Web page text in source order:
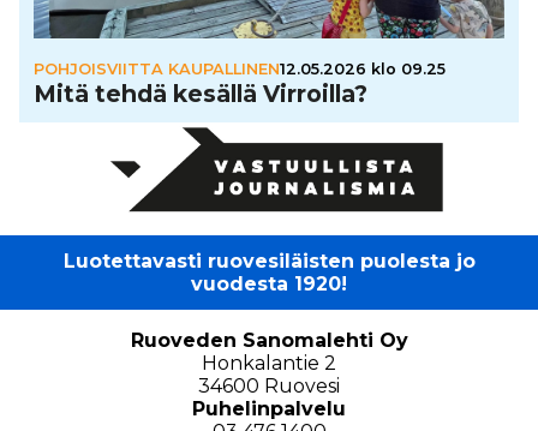
POHJOISVIITTA KAUPALLINEN12.05.2026 klo 09.25
Mitä tehdä kesällä Virroilla?
Luotettavasti ruovesiläisten puolesta jo
vuodesta 1920!
Ruoveden Sanomalehti Oy
Honkalantie 2
34600 Ruovesi
Puhelinpalvelu